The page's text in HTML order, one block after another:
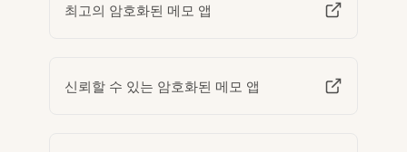
최고의 암호화된 메모 앱
신뢰할 수 있는 암호화된 메모 앱